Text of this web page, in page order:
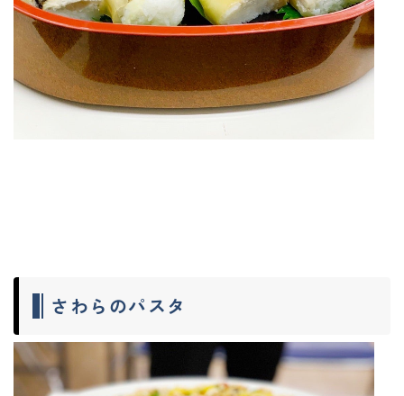
さわらのパスタ